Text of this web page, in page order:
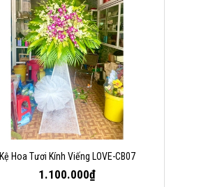
Kệ Hoa Tươi Kính Viếng LOVE-CB07
1.100.000₫